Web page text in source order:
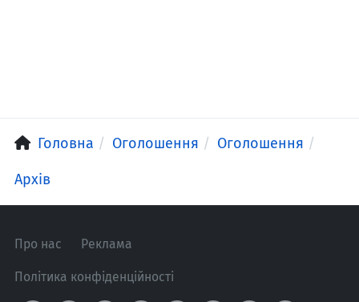
Головна Оголошення Оголошення
Архів
Про нас Реклама
Політика конфіденційності